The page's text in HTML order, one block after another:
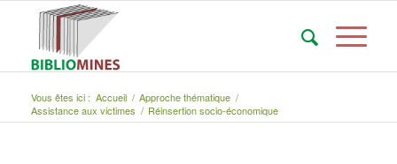
Vous êtes ici : Accueil / Approche thématique /
Assistance aux victimes / Réinsertion socio-économique